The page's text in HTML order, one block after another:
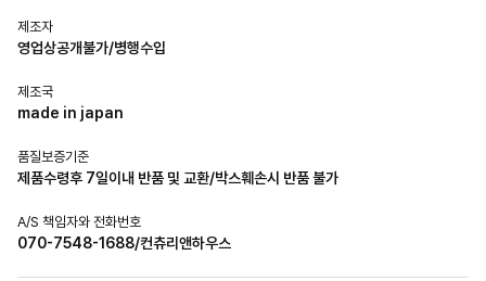
제조자
영업상공개불가/병행수입
제조국
made in japan
품질보증기준
제품수령후 7일이내 반품 및 교환/박스훼손시 반품 불가
A/S 책임자와 전화번호
070-7548-1688/컨츄리앤하우스